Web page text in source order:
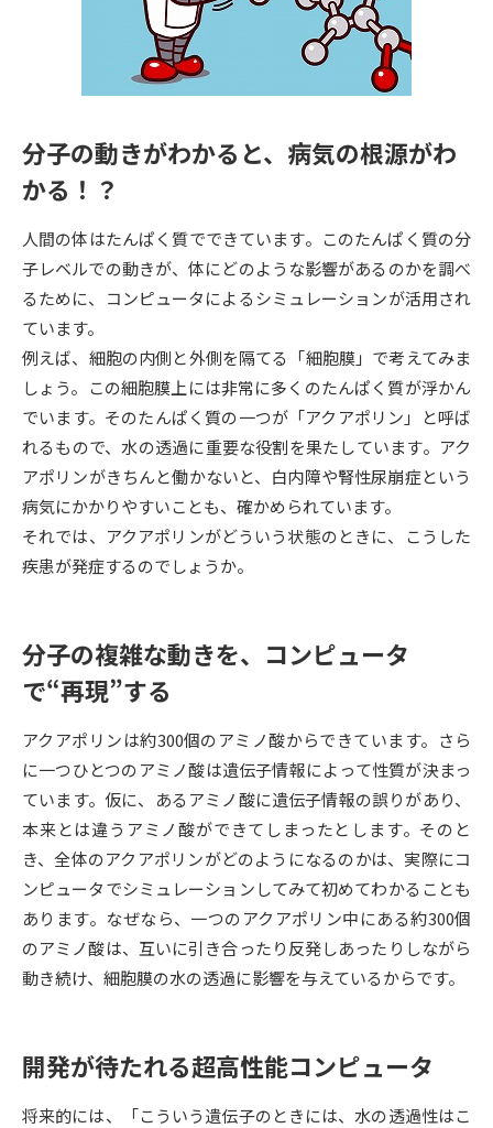
留学・進学関連、塾・予備校
大学入学共通テスト「受験案
内」の請求
大学入学共通テスト「受験上の
配慮案内」の請求
高等学校卒業程度認定試験
幼稚園教員資格認定試験 小学校教員資格認定試験
高等学校（情報）教員資格認定
大学研究 大学検索
大学で学べる内容や特徴を調べる
新増設大学・学部・学科特集
国際・グローバルに強い大学特
集
データサイエンス特集 奨学金・特待生制度特集
デジタルパンフレット
（高3生用）
（高2生用）
SELFBRAND特集ページ
オープンキャンパスなどを調べる
オープンキャンパス検索 実施プログラムから探す
来場型・Web型イベント特集 夢ナビライブ
受験準備 資料検索
分子の動きがわかると、病気の根源がわ
かる！？
人間の体はたんぱく質でできています。このたんぱく質の分
子レベルでの動きが、体にどのような影響があるのかを調べ
るために、コンピュータによるシミュレーションが活用され
ています。
例えば、細胞の内側と外側を隔てる「細胞膜」で考えてみま
しょう。この細胞膜上には非常に多くのたんぱく質が浮かん
でいます。そのたんぱく質の一つが「アクアポリン」と呼ば
れるもので、水の透過に重要な役割を果たしています。アク
アポリンがきちんと働かないと、白内障や腎性尿崩症という
病気にかかりやすいことも、確かめられています。
それでは、アクアポリンがどういう状態のときに、こうした
疾患が発症するのでしょうか。
分子の複雑な動きを、コンピュータ
で“再現”する
アクアポリンは約300個のアミノ酸からできています。さら
に一つひとつのアミノ酸は遺伝子情報によって性質が決まっ
ています。仮に、あるアミノ酸に遺伝子情報の誤りがあり、
本来とは違うアミノ酸ができてしまったとします。そのと
き、全体のアクアポリンがどのようになるのかは、実際にコ
ンピュータでシミュレーションしてみて初めてわかることも
あります。なぜなら、一つのアクアポリン中にある約300個
のアミノ酸は、互いに引き合ったり反発しあったりしながら
動き続け、細胞膜の水の透過に影響を与えているからです。
開発が待たれる超高性能コンピュータ
将来的には、「こういう遺伝子のときには、水の透過性はこ